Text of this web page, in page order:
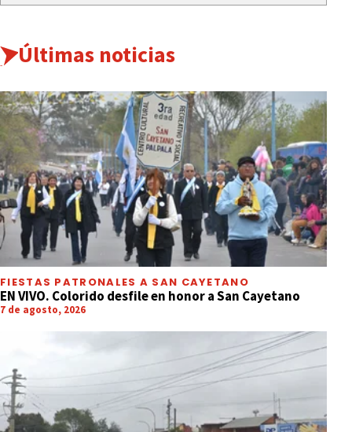
Últimas noticias
FIESTAS PATRONALES A SAN CAYETANO
EN VIVO. Colorido desfile en honor a San Cayetano
7 de agosto, 2026